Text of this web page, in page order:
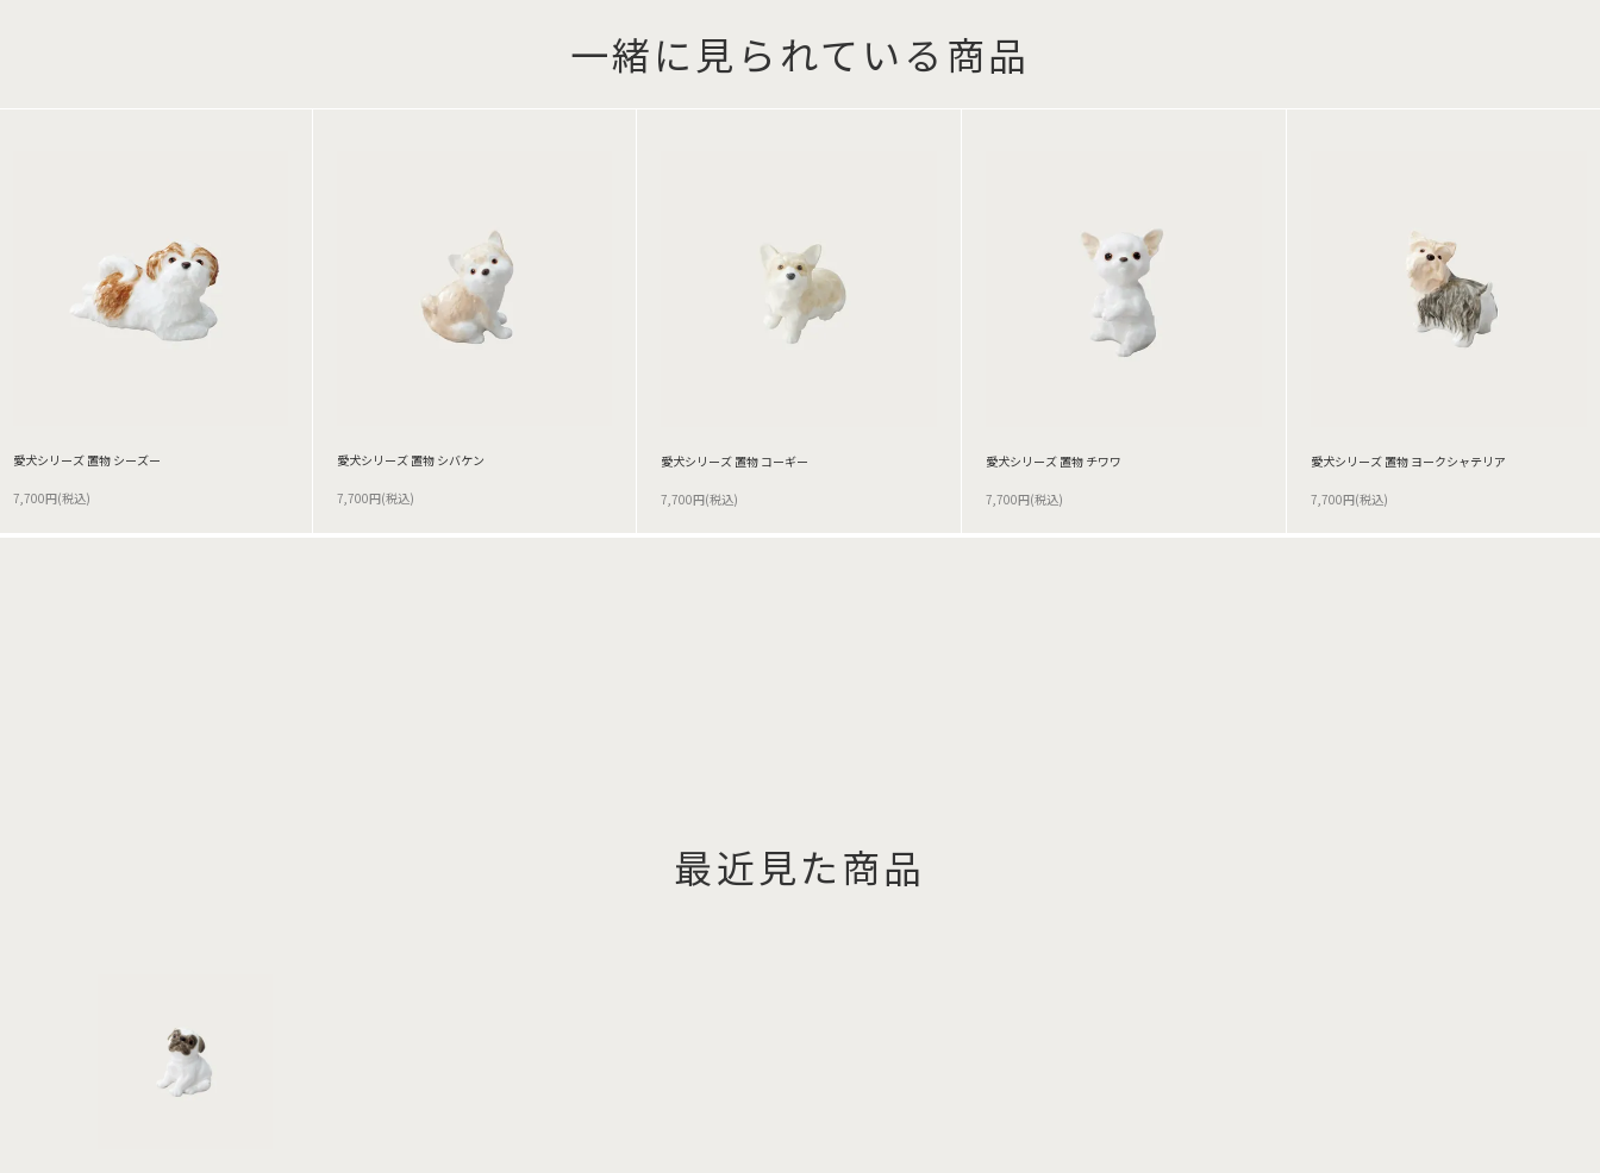
一緒に見られている商品
愛犬シリーズ 置物 シーズー
7,700円(税込)
愛犬シリーズ 置物 シバケン
7,700円(税込)
愛犬シリーズ 置物 コーギー
7,700円(税込)
愛犬シリーズ 置物 チワワ
7,700円(税込)
愛犬シリーズ 置物 ヨークシャテリア
7,700円(税込)
最近見た商品